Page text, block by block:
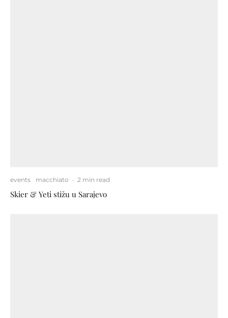
events macchiato · 2 min read
Skier & Yeti stižu u Sarajevo